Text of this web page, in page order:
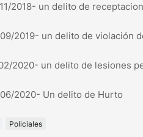
2018- un delito de
2019- un delito de violación
2020- un delito de lesiones
2020- Un delito de Hurto
Policiales